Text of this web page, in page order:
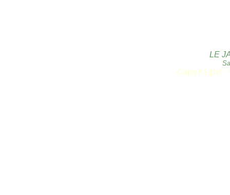
LE
Copyright